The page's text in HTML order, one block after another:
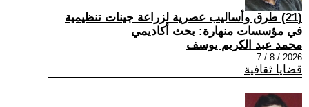
(21) طرق وأساليب عصرية لزراعة جينات تنظيمية
في مؤسسات منهارة: بحث أكاديمي
محمد عبد الكريم يوسف
2026 / 8 / 7
قضايا ثقافية